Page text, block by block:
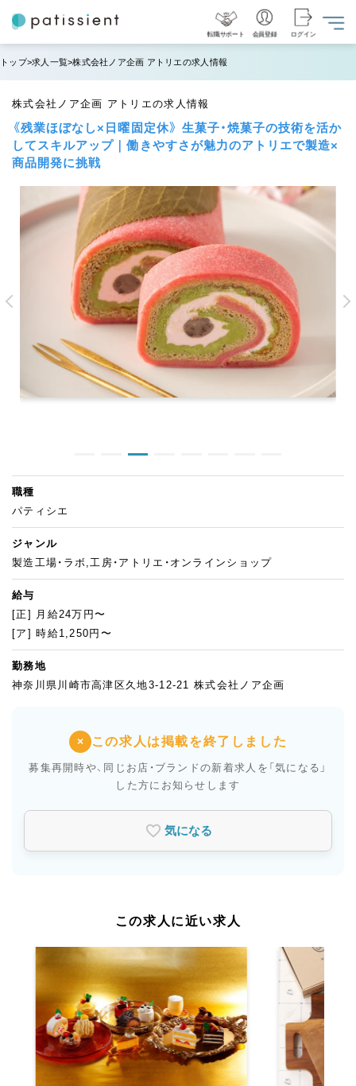
転職サポート 会員登録 ログイン
トップ 求人一覧 株式会社ノア企画 アトリエの求人情報
株式会社ノア企画 アトリエの求人情報
《残業ほぼなし×日曜固定休》 生菓子・焼菓子の技術を活か
してスキルアップ｜働きやすさが魅力のアトリエで製造×
商品開発に挑戦
職種
パティシエ
ジャンル
製造工場・ラボ,工房・アトリエ・オンラインショップ
給与
[正] 月給24万円〜
[ア] 時給1,250円〜
勤務地
神奈川県川崎市高津区久地3-12-21 株式会社ノア企画
× この求人は掲載を終了しました
募集再開時や、同じお店・ブランドの新着求人を 「気になる」
した方にお知らせします
気になる
この求人に近い求人